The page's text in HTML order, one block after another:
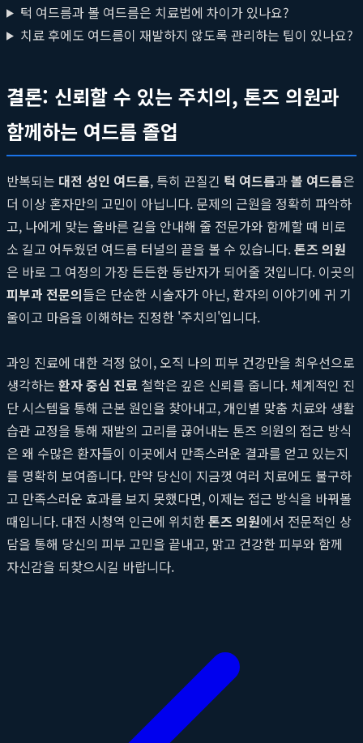
턱 여드름과 볼 여드름은 치료법에 차이가 있나요?
치료 후에도 여드름이 재발하지 않도록 관리하는 팁이 있나요?
결론: 신뢰할 수 있는 주치의, 톤즈 의원과
함께하는 여드름 졸업
반복되는 대전 성인 여드름, 특히 끈질긴 턱 여드름과볼 여드름은
더 이상 혼자만의 고민이 아닙니다. 문제의 근원을 정확히 파악하
고, 나에게 맞는 올바른 길을 안내해 줄 전문가와 함께할 때 비로
소 길고 어두웠던 여드름 터널의 끝을 볼 수 있습니다.톤즈 의원
은 바로 그 여정의 가장 든든한 동반자가 되어줄 것입니다. 이곳의
피부과 전문의들은 단순한 시술자가 아닌, 환자의 이야기에 귀 기
울이고 마음을 이해하는 진정한 '주치의'입니다.
과잉 진료에 대한 걱정 없이, 오직 나의 피부 건강만을 최우선으로
생각하는 환자 중심 진료 철학은 깊은 신뢰를 줍니다. 체계적인 진
단 시스템을 통해 근본 원인을 찾아내고, 개인별 맞춤 치료와 생활
습관 교정을 통해 재발의 고리를 끊어내는 톤즈 의원의 접근 방식
은 왜 수많은 환자들이 이곳에서 만족스러운 결과를 얻고 있는지
를 명확히 보여줍니다. 만약 당신이 지금껏 여러 치료에도 불구하
고 만족스러운 효과를 보지 못했다면, 이제는 접근 방식을 바꿔볼
때입니다. 대전 시청역 인근에 위치한톤즈 의원에서 전문적인 상
담을 통해 당신의 피부 고민을 끝내고, 맑고 건강한 피부와 함께
자신감을 되찾으시길 바랍니다.